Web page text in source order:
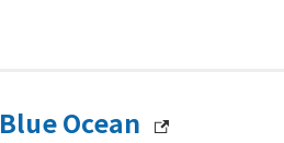
Blue Ocean